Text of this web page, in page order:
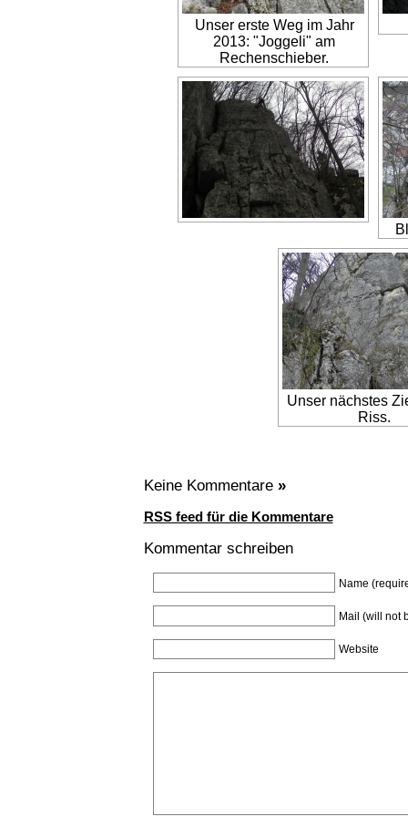
Unser erste Weg im Jahr
2013: "Joggeli" am
Rechenschieber.
Unser nächstes
Riss.
Keine Kommentare »
RSS feed für die Kommentare
Kommentar schreiben
Name
Mail (will not
Website